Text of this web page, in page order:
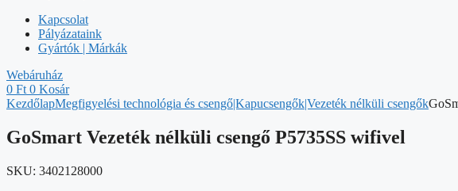
Kapcsolat
Pályázataink
Gyártók | Márkák
Webáruház
0 Ft 0 Kosár
KezdőlapMegfigyelési technológia és csengő|Kapucsengők|Vezeték nélküli csengők
GoSmart Vezeték nélküli csengő P5735SS wifivel
SKU: 3402128000